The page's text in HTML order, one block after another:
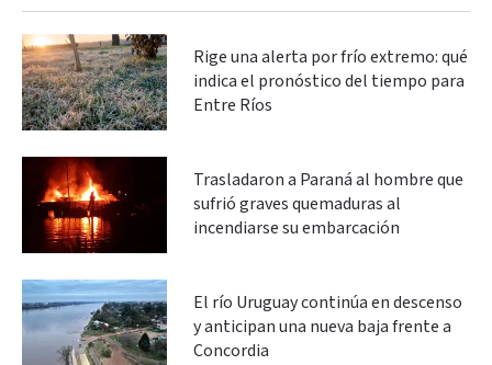
Rige una alerta por frío extremo: qué
indica el pronóstico del tiempo para
Entre Ríos
Trasladaron a Paraná al hombre que
sufrió graves quemaduras al
incendiarse su embarcación
El río Uruguay continúa en descenso
y anticipan una nueva baja frente a
Concordia